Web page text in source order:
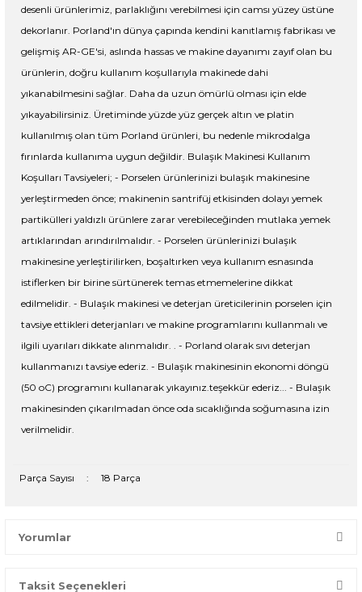
desenli ürünlerimiz, parlaklığını verebilmesi için camsı yüzey üstüne
dekorlanır. Porland'ın dünya çapında kendini kanıtlamış fabrikası ve
gelişmiş AR-GE'si, aslında hassas ve makine dayanımı zayıf olan bu
ürünlerin, doğru kullanım koşullarıyla makinede dahi
yıkanabilmesini sağlar. Daha da uzun ömürlü olması için elde
yıkayabilirsiniz. Üretiminde yüzde yüz gerçek altın ve platin
kullanılmış olan tüm Porland ürünleri, bu nedenle mikrodalga
fırınlarda kullanıma uygun değildir. Bulaşık Makinesi Kullanım
Koşulları Tavsiyeleri; - Porselen ürünlerinizi bulaşık makinesine
yerleştirmeden önce; makinenin santrifüj etkisinden dolayı yemek
partikülleri yaldızlı ürünlere zarar verebileceğinden mutlaka yemek
artıklarından arındırılmalıdır. - Porselen ürünlerinizi bulaşık
makinesine yerleştirilirken, boşaltırken veya kullanım esnasında
istiflerken bir birine sürtünerek temas etmemelerine dikkat
edilmelidir. - Bulaşık makinesi ve deterjan üreticilerinin porselen için
tavsiye ettikleri deterjanları ve makine programlarını kullanmalı ve
ilgili uyarıları dikkate alınmalıdır. . - Porland olarak sıvı deterjan
kullanmanızı tavsiye ederiz. - Bulaşık makinesinin ekonomi döngü
(50 oC) programını kullanarak yıkayınız.teşekkür ederiz... - Bulaşık
makinesinden çıkarılmadan önce oda sıcaklığında soğumasına izin
verilmelidir.
Parça Sayısı : 18 Parça
Yorumlar
Taksit Seçenekleri